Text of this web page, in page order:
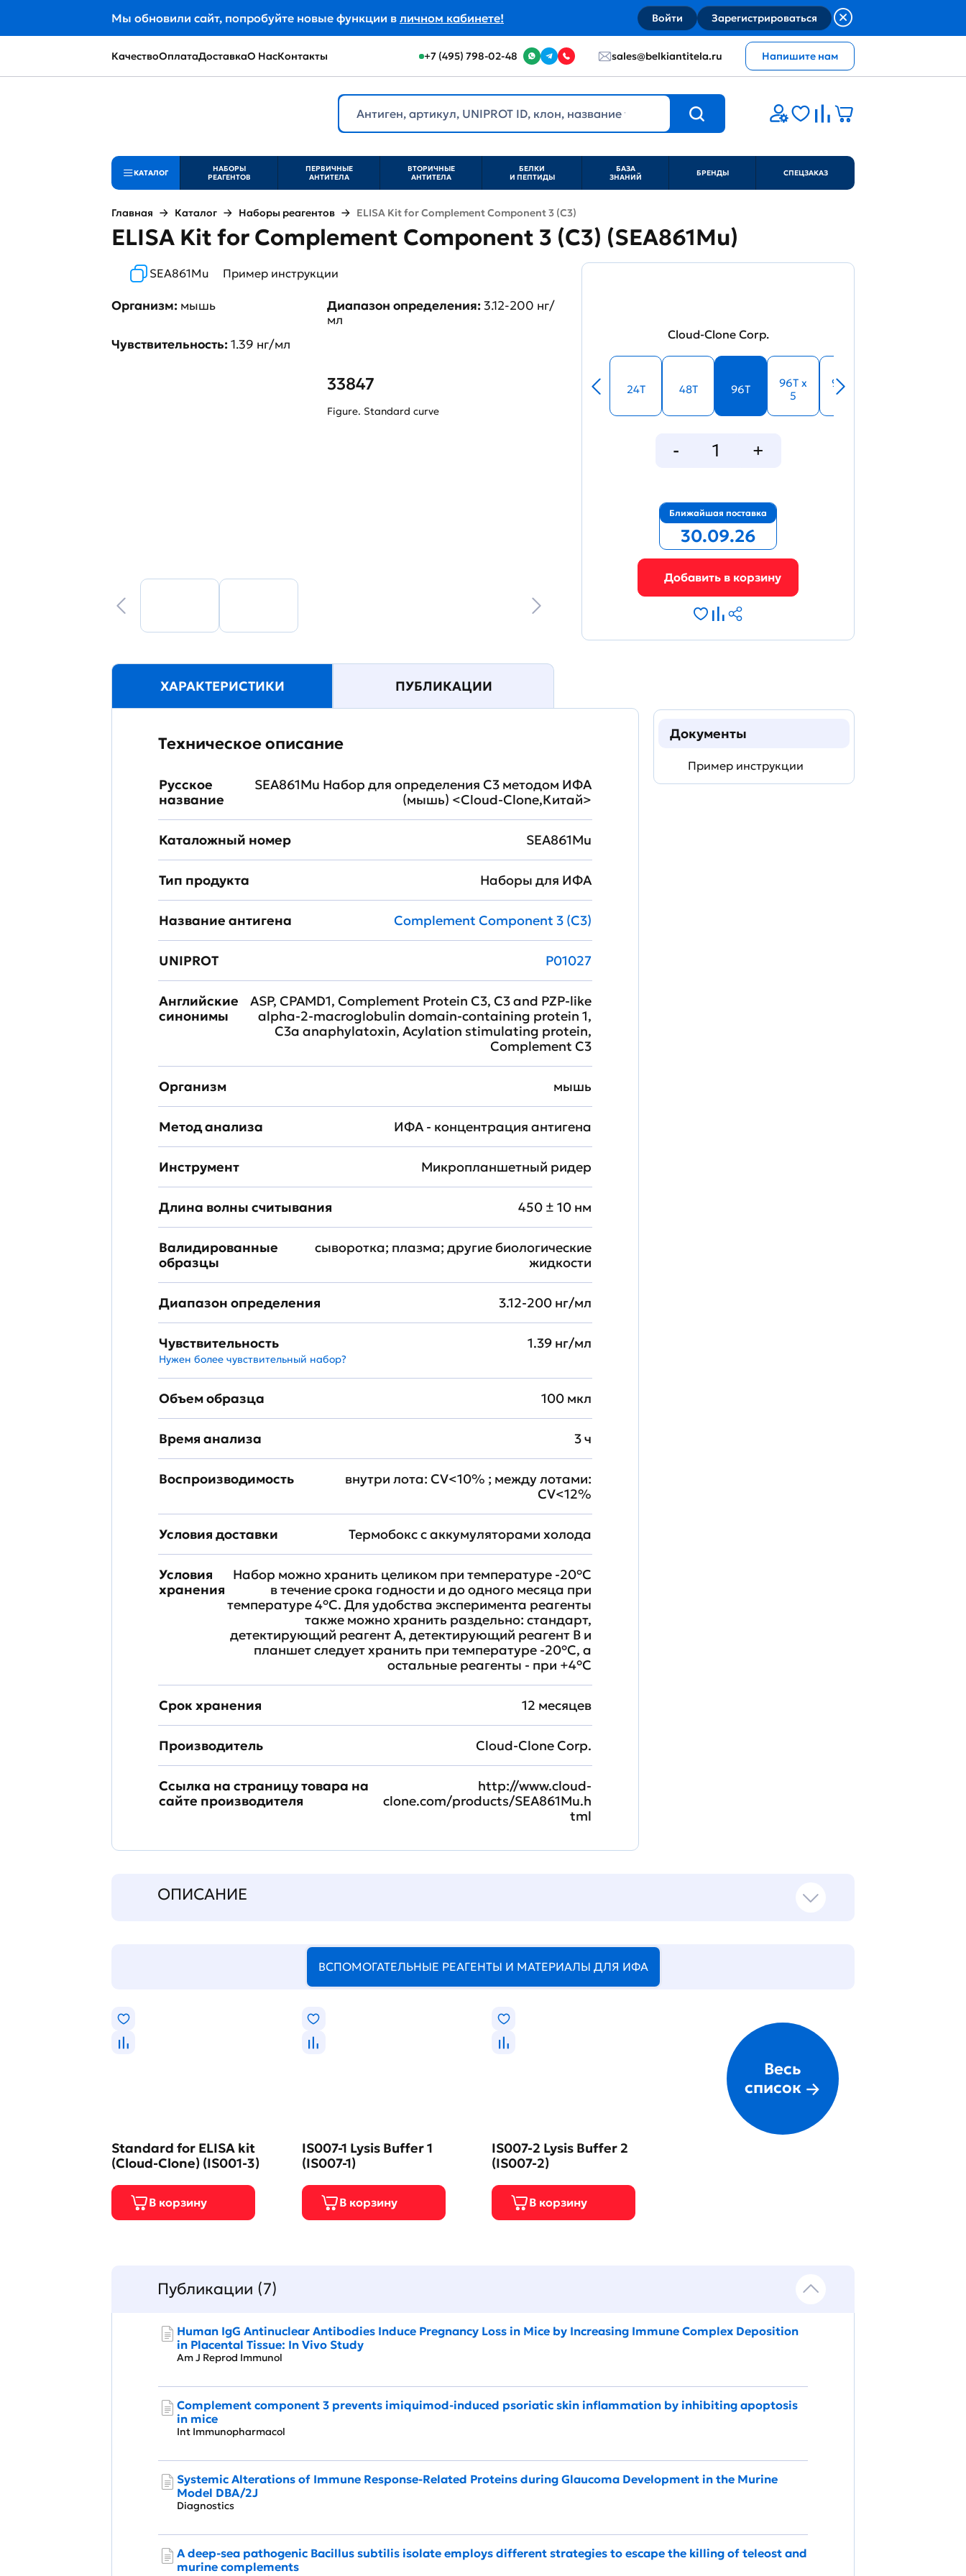
Мы обновили сайт, попробуйте новые функции в личном кабинете! Войти Зарегистрироваться
КачествоОплатаДоставкаО НасКонтакты +7 (495) 798-02-48 sales@belkiantitela.ru Напишите нам
КАТАЛОГ
НАБОРЫ
РЕАГЕНТОВ
ПЕРВИЧНЫЕ
АНТИТЕЛА
ВТОРИЧНЫЕ
АНТИТЕЛА
БЕЛКИ
И ПЕПТИДЫ
БАЗА
ЗНАНИЙ
БРЕНДЫ СПЕЦЗАКАЗ
Главная Каталог Наборы реагентов ELISA Kit for Complement Component 3 (C3)
ELISA Kit for Complement Component 3 (C3) (SEA861Mu)
SEA861Mu Пример инструкции
Организм: мышь Диапазон определения:3.12-200 нг/
мл
Чувствительность:1.39 нг/мл
33847
Figure. Standard curve
Cloud-Clone Corp.
24T 48T 96T
96T x
5
96T x
10
Ближайшая поставка
30.09.26
ХАРАКТЕРИСТИКИ ПУБЛИКАЦИИ
Техническое описание
Русское
название
SEA861Mu Набор для определения C3 методом ИФА
(мышь) <Cloud-Clone,Китай>
Каталожный номер SEA861Mu
Тип продукта Наборы для ИФА
Название антигена Complement Component 3 (C3)
UNIPROT P01027
Английские
синонимы
ASP, CPAMD1, Complement Protein C3, C3 and PZP-like
alpha-2-macroglobulin domain-containing protein 1,
C3a anaphylatoxin, Acylation stimulating protein,
Complement C3
Организм мышь
Метод анализа ИФА - концентрация антигена
Инструмент Микропланшетный ридер
Длина волны считывания 450 ± 10 нм
Валидированные
образцы
сыворотка; плазма; другие биологические
жидкости
Диапазон определения 3.12-200 нг/мл
Чувствительность
Нужен более чувствительный набор?
1.39 нг/мл
Объем образца 100 мкл
Время анализа 3 ч
Воспроизводимость
внутри лота: CV<10% ; между лотами:
CV<12%
Условия доставки Термобокс с аккумуляторами холода
Условия
хранения
Набор можно хранить целиком при температуре -20°C
в течение срока годности и до одного месяца при
температуре 4°C. Для удобства эксперимента реагенты
также можно хранить раздельно: стандарт,
детектирующий реагент A, детектирующий реагент B и
планшет следует хранить при температуре -20°C, а
остальные реагенты - при +4°С
Срок хранения 12 месяцев
Производитель Cloud-Clone Corp.
Ссылка на страницу товара на
сайте производителя
http://www.cloud-
clone.com/products/SEA861Mu.h
tml
Документы
Пример инструкции
ОПИСАНИЕ
ВСПОМОГАТЕЛЬНЫЕ РЕАГЕНТЫ И МАТЕРИАЛЫ ДЛЯ ИФА
Standard for ELISA kit
(Cloud-Clone) (IS001-3)
IS007-1 Lysis Buffer 1
(IS007-1)
IS007-2 Lysis Buffer 2
(IS007-2)
Весь
список
Публикации (7)
Human IgG Antinuclear Antibodies Induce Pregnancy Loss in Mice by Increasing Immune Complex Deposition
in Placental Tissue: In Vivo Study
Am J Reprod Immunol
Complement component 3 prevents imiquimod-induced psoriatic skin inflammation by inhibiting apoptosis
in mice
Int Immunopharmacol
Systemic Alterations of Immune Response-Related Proteins during Glaucoma Development in the Murine
Model DBA/2J
Diagnostics
A deep-sea pathogenic Bacillus subtilis isolate employs different strategies to escape the killing of teleost and
murine complements